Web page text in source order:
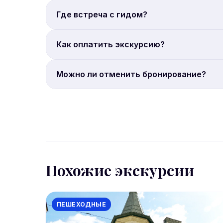
Цена от 800 руб. с человека. Бронируйте
Где встреча с гидом?
Место встречи: Причал «Крымский мост».
Как оплатить экскурсию?
Полная онлайн-оплата. Бронирование на сайте
Можно ли отменить бронирование?
Похожие экскурсии
ПЕШЕХОДНЫЕ